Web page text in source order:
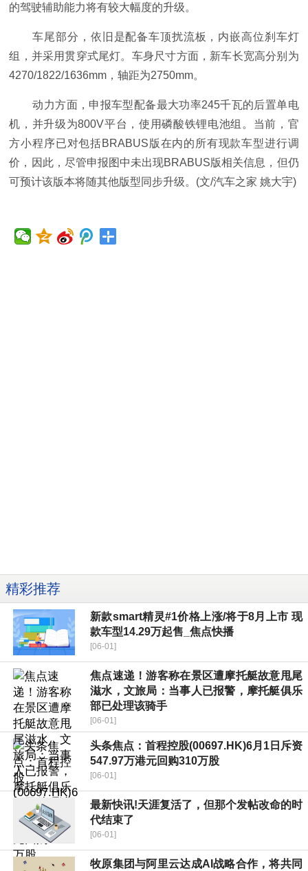
的驾驶辅助能力将有较大幅度的升级。
车尾部分，依旧是配备车顶扰流板，内嵌高位刹车灯
组，并采用贯穿式尾灯。车身尺寸方面，新车长宽高分别为
4270/1822/1636mm，轴距为2750mm。
动力方面，申报车型配备最大功率245千瓦的后置单电
机，并升级为800V平台，使用磷酸铁锂电池组。当前，官
方小程序已对包括BRABUS版在内的所有现款车型进行调
价，因此，尽管申报图中未出现BRABUS版相关信息，但仍
可预计该版本将随其他版型同步升级。(文/汽车之家 姚大宇)
精彩推荐
新款smart精灵#1价格上涨/将于8月上市 现
款车型14.29万起售_焦点快播
[06-01]
焦点速递！游客称在景区遭摩托艇故意甩尾
滋水，文旅局：当事人已报警，摩托艇俱乐
部已处理该骑手
[06-01]
头条焦点：首程控股(00697.HK)6月1日斥资
547.97万港元回购310万股
[06-01]
最新快讯!天涯复活了，但那个发帖改命的时
代结束了
[06-01]
牧原集团与阿里云达成AI战略合作，将共同